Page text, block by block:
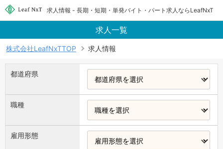
求人情報 - 長期・短期・単発バイト・パート求人ならLeafNxT
求人一覧
株式会社LeafNxTTOP 求人情報
都道府県
職種
雇用形態